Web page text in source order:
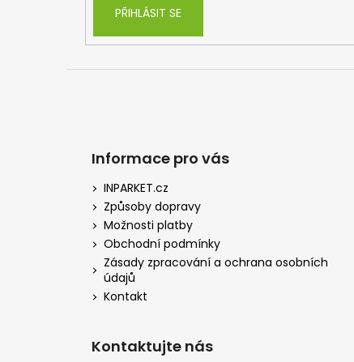
PŘIHLÁSIT SE
Informace pro vás
INPARKET.cz
Způsoby dopravy
Možnosti platby
Obchodní podmínky
Zásady zpracování a ochrana osobních
údajů
Kontakt
Kontaktujte nás